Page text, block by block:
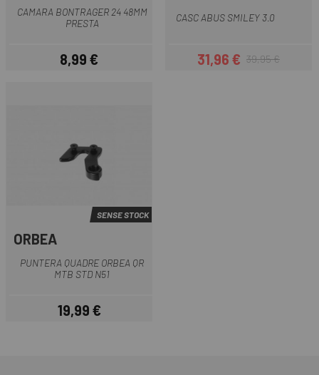
CAMARA BONTRAGER 24 48MM
PRESTA
Preu
8,99 €
CASC ABUS SMILEY 3.0
Preu
31,96 €Preu regular
39,95 €
SENSE STOCK
ORBEA
PUNTERA QUADRE ORBEA QR
MTB STD N51
Preu
19,99 €